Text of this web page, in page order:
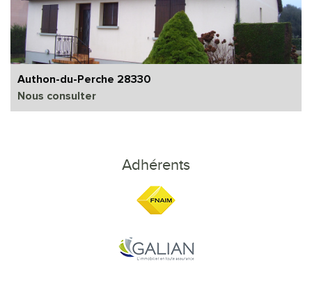
Authon-du-Perche 28330
Nous consulter
Adhérents